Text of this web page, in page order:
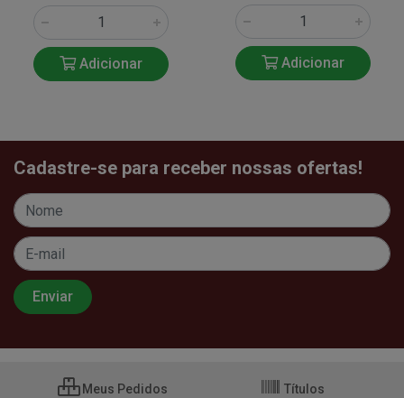
Adicionar Adicionar
Cadastre-se para receber nossas ofertas!
Meus Pedidos Títulos